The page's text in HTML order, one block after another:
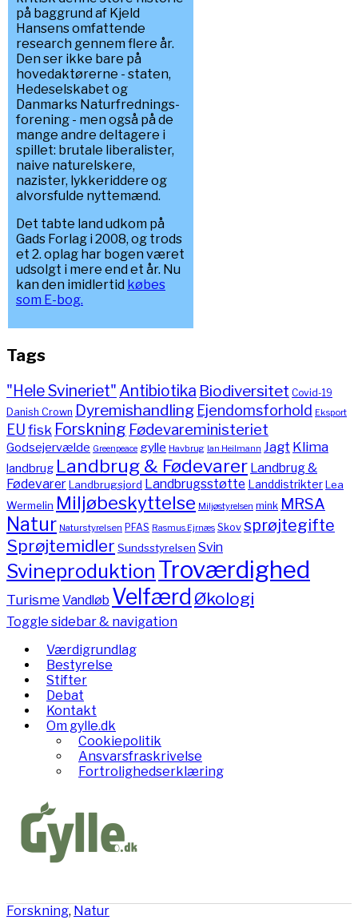
på baggrund af Kjeld
Hansens omfattende
research gennem flere år.
Den ser ikke bare på
hovedaktørerne - staten,
Hedeselskabet og
Danmarks Naturfrednings-
forening - men også på de
mange andre deltagere i
spillet: brutale liberalister,
naive naturelskere,
nazister, lykkeriddere og
alvorsfulde nyttemænd.
Det tabte land udkom på
Gads Forlag i 2008, og trods
et 2. oplag har bogen været
udsolgt i mere end et år. Nu
kan den imidlertid købes
som E-bog.
Tags
"Hele Svineriet" Antibiotika Biodiversitet Covid-19
Danish Crown Dyremishandling Ejendomsforhold Eksport
EUfisk Forskning Fødevareministeriet
Godsejervælde Greenpeace gylle Havbrug Ian Heilmann Jagt Klima
landbrug Landbrug & Fødevarer Landbrug &
FødevarerLandbrugsjord Landbrugsstøtte LanddistrikterLea
Wermelin Miljøbeskyttelse Miljøstyrelsen mink MRSA
Natur Naturstyrelsen PFAS Rasmus Ejrnæs Skov sprøjtegifte
Sprøjtemidler Sundsstyrelsen Svin
Svineproduktion Troværdighed
TurismeVandløb Velfærd Økologi
Toggle sidebar & navigation
Værdigrundlag
Bestyrelse
Stifter
Debat
Kontakt
Om gylle.dk
Cookiepolitik
Ansvarsfraskrivelse
Fortrolighedserklæring
Forskning, Natur